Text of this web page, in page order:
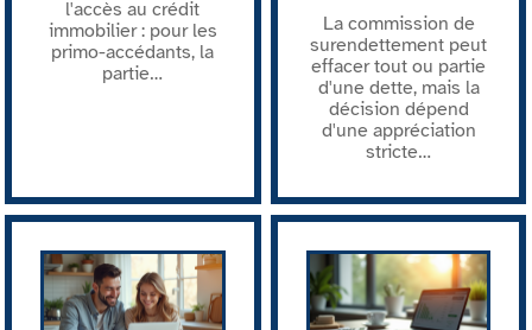
l'accès au crédit
immobilier : pour les
primo-accédants, la
partie…
La commission de
surendettement peut
effacer tout ou partie
d'une dette, mais la
décision dépend
d'une appréciation
stricte…